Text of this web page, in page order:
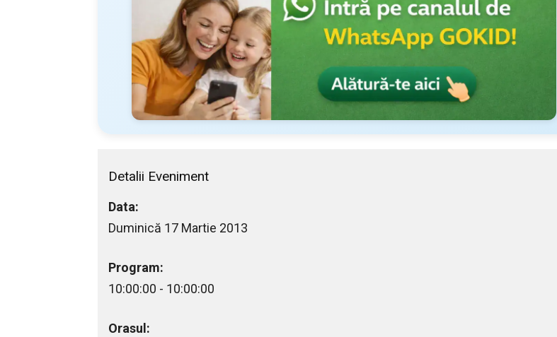
Detalii Eveniment
Data:
Duminică 17 Martie 2013
Program:
10:00:00 - 10:00:00
Orasul: